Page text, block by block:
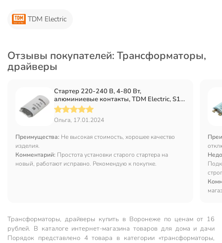
TDM Electric
Отзывы покупателей: Трансформаторы,
драйверы
Стартер 220-240 В, 4-80 Вт,
алюминиевые контакты, TDM Electric, S10,
SQ0351-0020
Ольга, 17.01.2024
Преимущества: Не высокая стоимость, хорошее качество
изделия.
Комментарий: Простота установки старого стартера на
новый, работают исправно. Рекомендую к покупке.
Трансформаторы, драйверы купить в Воронеже по ценам от 16
рублей. В каталоге интернет-магазина товаров для дома и дачи
Порядок представлено 4 товара в категории «трансформаторы,